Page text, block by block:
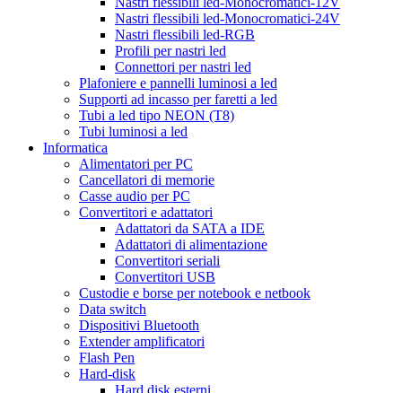
Nastri flessibili led-Monocromatici-24V
Nastri flessibili led-RGB
Profili per nastri led
Connettori per nastri led
Plafoniere e pannelli luminosi a led
Supporti ad incasso per faretti a led
Tubi a led tipo NEON (T8)
Tubi luminosi a led
Informatica
Alimentatori per PC
Cancellatori di memorie
Casse audio per PC
Convertitori e adattatori
Adattatori da SATA a IDE
Adattatori di alimentazione
Convertitori seriali
Convertitori USB
Custodie e borse per notebook e netbook
Data switch
Dispositivi Bluetooth
Extender amplificatori
Flash Pen
Hard-disk
Hard disk esterni